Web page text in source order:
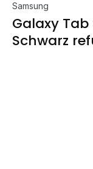
Samsung
Galaxy Tab
Schwarz